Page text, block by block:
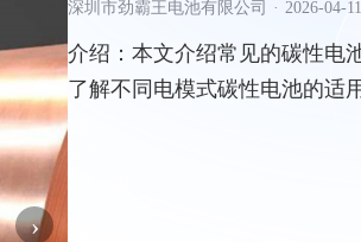
›
深圳市劲霸王电池有限公司 · 2026-04-
介绍： 本文介绍常见的碳性电
了解不同电模式碳性电池的适